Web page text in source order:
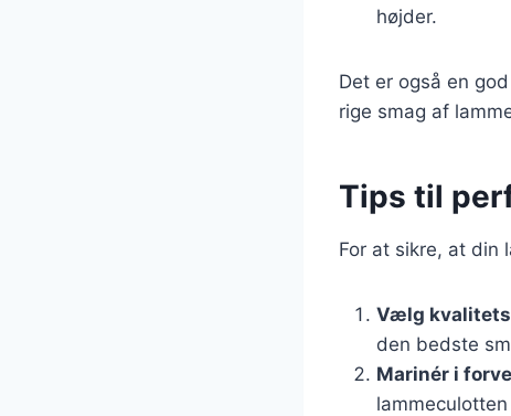
højder.
Det er også en
rige smag af
Tips til
For at sikre, at din
Vælg
den bedste
Marinér i